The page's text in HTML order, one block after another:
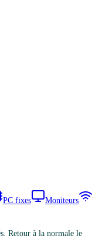
PC fixes
Moniteurs
Retour à la normale le